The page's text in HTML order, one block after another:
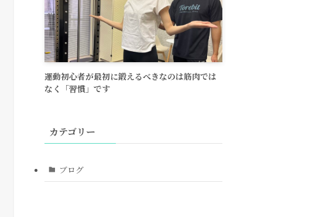
運動初心者が最初に鍛えるべきなのは筋肉では
なく「習慣」です
カテゴリー
ブログ